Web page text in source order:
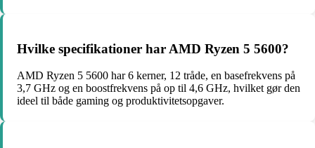
Hvilke specifikationer har AMD Ryzen 5 5600?
AMD Ryzen 5 5600 har 6 kerner, 12 tråde, en basefrekvens på
3,7 GHz og en boostfrekvens på op til 4,6 GHz, hvilket gør den
ideel til både gaming og produktivitetsopgaver.